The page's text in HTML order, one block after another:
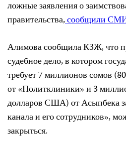
ложные заявления о
правительства,сообщили
Алимова сообщила КЗЖ, что
судебное дело, в котором
требует 7 миллионов сомов
от «Политклиники» и 3
долларов США) от Асыпбека
канала и его сотрудников»,
закрыться.